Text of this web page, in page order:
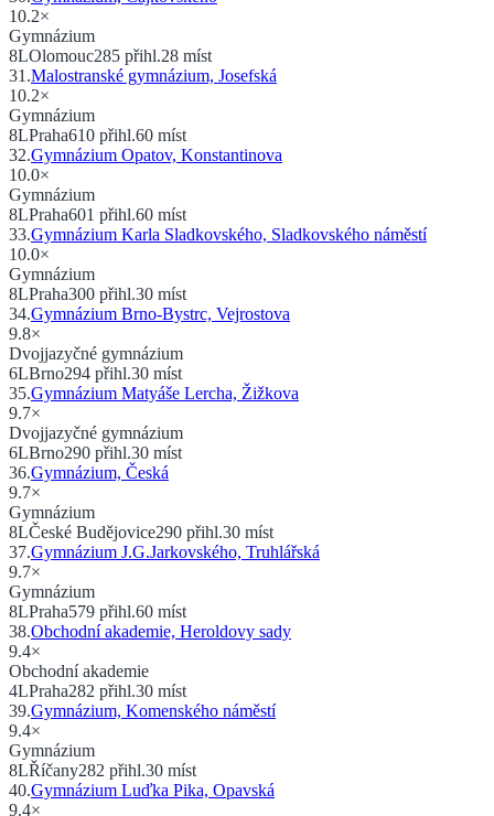
10.2×
Gymnázium
8LOlomouc285 přihl.28 míst
31 .Malostranské gymnázium, Josefská
10.2×
Gymnázium
8LPraha610 přihl.60 míst
32.Gymnázium Opatov, Konstantinova
10.0×
Gymnázium
8LPraha601 přihl.60 míst
33.Gymnázium Karla Sladkovského, Sladkovského náměstí
10.0×
Gymnázium
8LPraha300 přihl.30 míst
34.Gymnázium Brno-Bystrc, Vejrostova
9.8×
Dvojjazyčné gymnázium
6LBrno294 přihl.30 míst
35.Gymnázium Matyáše Lercha, Žižkova
9.7×
Dvojjazyčné gymnázium
6LBrno290 přihl.30 míst
36.Gymnázium, Česká
9.7×
Gymnázium
8LČeské Budějovice290 přihl.30 míst
37.Gymnázium J.G.Jarkovského, Truhlářská
9.7×
Gymnázium
8LPraha579 přihl.60 míst
38.Obchodní akademie, Heroldovy sady
9.4×
Obchodní akademie
4LPraha282 přihl.30 míst
39.Gymnázium, Komenského náměstí
9.4×
Gymnázium
8LŘíčany282 přihl.30 míst
40.Gymnázium Luďka Pika, Opavská
9.4×